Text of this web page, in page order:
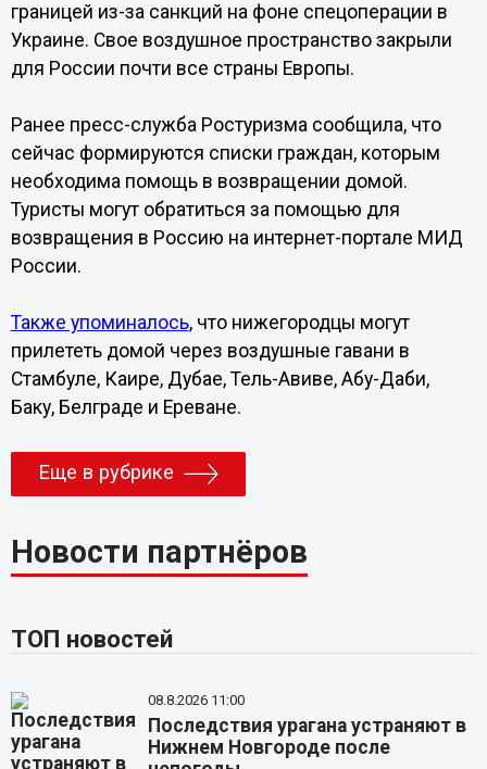
границей из-за санкций на фоне спецоперации в
Украине. Свое воздушное пространство закрыли
для России почти все страны Европы.
Ранее пресс-служба Ростуризма сообщила, что
сейчас формируются списки граждан, которым
необходима помощь в возвращении домой.
Туристы могут обратиться за помощью для
возвращения в Россию на интернет-портале МИД
России.
Также упоминалось, что нижегородцы могут
прилететь домой через воздушные гавани в
Стамбуле, Каире, Дубае, Тель-Авиве, Абу-Даби,
Баку, Белграде и Ереване.
Еще в рубрике
Новости партнёров
ТОП новостей
08.8.2026 11:00
Последствия урагана устраняют в
Нижнем Новгороде после